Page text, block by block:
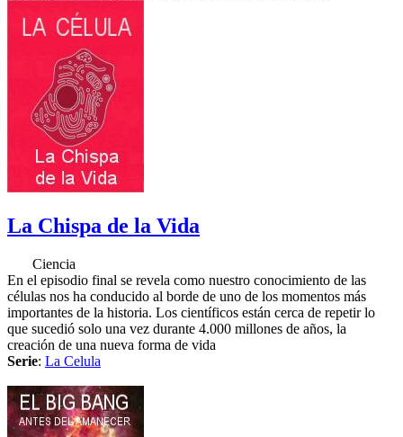
La Chispa de la Vida
Ciencia
En el episodio final se revela como nuestro conocimiento de las
células nos ha conducido al borde de uno de los momentos más
importantes de la historia. Los científicos están cerca de repetir lo
que sucedió solo una vez durante 4.000 millones de años, la
creación de una nueva forma de vida
Serie: La Celula